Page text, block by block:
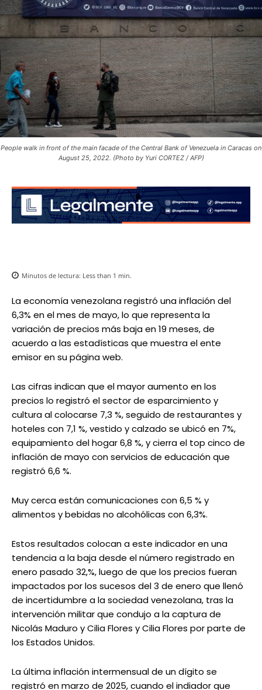
People walk in front of the main facade of the Central Bank of Venezuela in Caracas on
August 25, 2022. (Photo by Yuri CORTEZ / AFP)
Minutos de lectura: Less than 1 min.
La economía venezolana registró una inflación del
6,3% en el mes de mayo, lo que representa la
variación de precios más baja en 19 meses, de
acuerdo a las estadísticas que muestra el ente
emisor en su página web.
Las cifras indican que el mayor aumento en los
precios lo registró el sector de esparcimiento y
cultura al colocarse 7,3 %, seguido de restaurantes y
hoteles con 7,1 %, vestido y calzado se ubicó en 7%,
equipamiento del hogar 6,8 %, y cierra el top cinco de
inflación de mayo con servicios de educación que
registró 6,6 %.
Muy cerca están comunicaciones con 6,5 % y
alimentos y bebidas no alcohólicas con 6,3%.
Estos resultados colocan a este indicador en una
tendencia a la baja desde el número registrado en
enero pasado 32,%, luego de que los precios fueran
impactados por los sucesos del 3 de enero que llenó
de incertidumbre a la sociedad venezolana, tras la
intervención militar que condujo a la captura de
Nicolás Maduro y Cilia Flores y Cilia Flores por parte de
los Estados Unidos.
La última inflación intermensual de un dígito se
registró en marzo de 2025, cuando el indiador que